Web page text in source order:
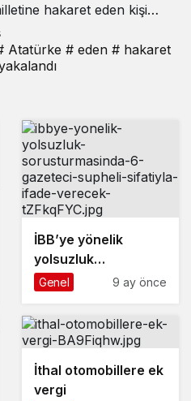
hakaret eden kişi
Atatürke # eden # hakaret
İBB’ye yönelik
yolsuzluk
soruşturmasında 6
sıfatıyla ifade
verecek
Genel 9 ay önce
İthal otomobillere ek
vergi